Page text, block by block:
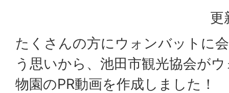
更
たくさんの方にウォンバットに
う思いから、池田市観光協会が
物園のPR動画を作成しました！